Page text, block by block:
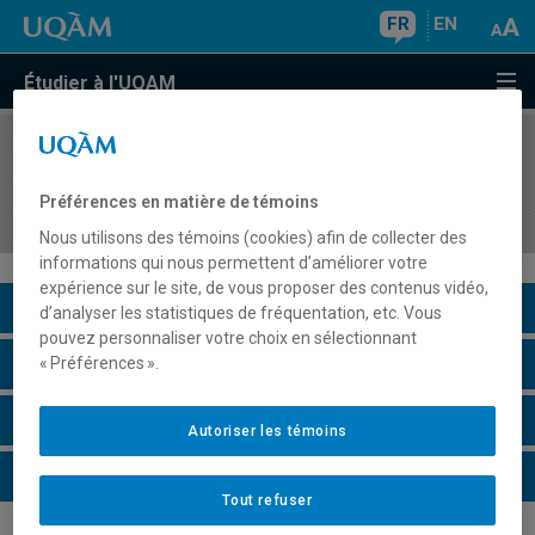
FR EN
Étudier à l'UQAM
COURS//
psychodynamique
Description du cours
Horaire - Été 2026
Horaire - Automne 2026
Horaire - Hiver 2027
Préférences en matière de témoins
Nous utilisons des témoins (cookies) afin de collecter des
informations qui nous permettent d’améliorer votre
expérience sur le site, de vous proposer des contenus vidéo,
d’analyser les statistiques de fréquentation, etc. Vous
pouvez personnaliser votre choix en sélectionnant
« Préférences ».
Tout refuser
Autoriser les témoins